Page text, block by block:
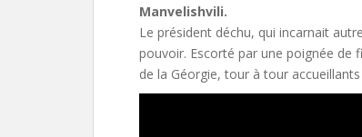
Manvelishvili.
Le président déchu, qui incarnait
pouvoir. Escorté par une poignée de
de la Géorgie, tour à tour